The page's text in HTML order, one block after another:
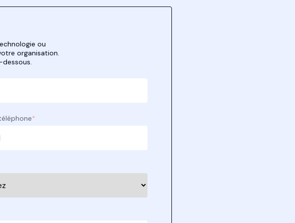
ou
organisation.
*